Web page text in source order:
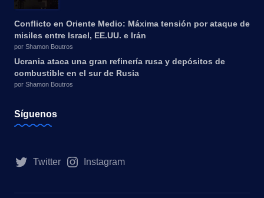
Conflicto en Oriente Medio: Máxima tensión por ataque de
misiles entre Israel, EE.UU. e Irán
por Shamon Boutros
Ucrania ataca una gran refinería rusa y depósitos de
combustible en el sur de Rusia
por Shamon Boutros
Síguenos
Twitter Instagram